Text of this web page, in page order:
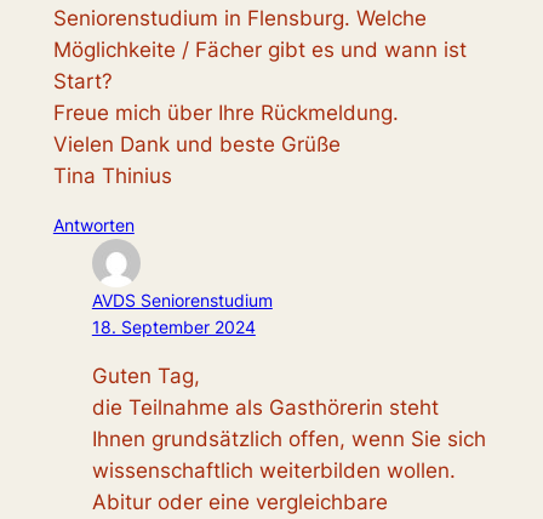
Seniorenstudium in Flensburg. Welche
Möglichkeite / Fächer gibt es und wann ist
Start?
Freue mich über Ihre Rückmeldung.
Vielen Dank und beste Grüße
Tina Thinius
Antworten
AVDS Seniorenstudium
18. September 2024
Guten Tag,
die Teilnahme als Gasthörerin steht
Ihnen grundsätzlich offen, wenn Sie sich
wissenschaftlich weiterbilden wollen.
Abitur oder eine vergleichbare